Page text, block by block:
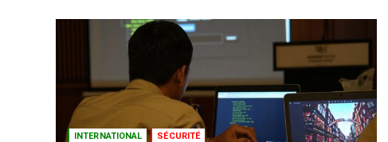
INTERNATIONAL SÉCURITÉ